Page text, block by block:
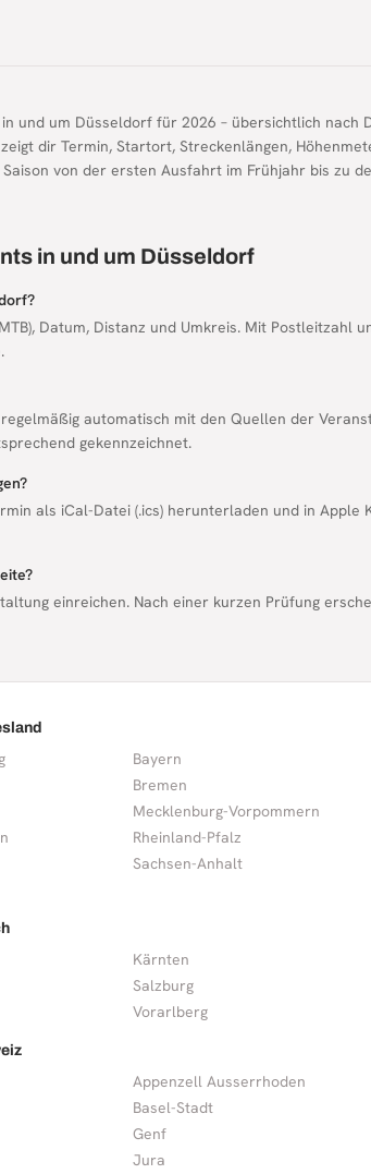
und um Düsseldorf für 2026 – übersichtlich nach
dir Termin, Startort, Streckenlängen,
von der ersten Ausfahrt im Frühjahr bis zu
in und um Düsseldorf
Datum, Distanz und Umkreis. Mit Postleitzahl
automatisch mit den Quellen der
gekennzeichnet.
als iCal-Datei (.ics) herunterladen und in Apple
einreichen. Nach einer kurzen Prüfung
Bayern
Bremen
Mecklenburg-Vorpommern
Rheinland-Pfalz
Sachsen-Anhalt
Kärnten
Salzburg
Vorarlberg
Appenzell Ausserrhoden
Basel-Stadt
Genf
Jura